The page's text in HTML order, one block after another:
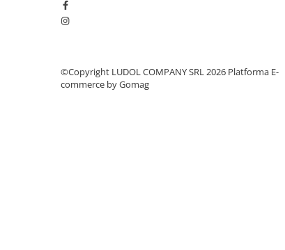
©Copyright LUDOL COMPANY SRL 2026 Platforma E-
commerce by Gomag